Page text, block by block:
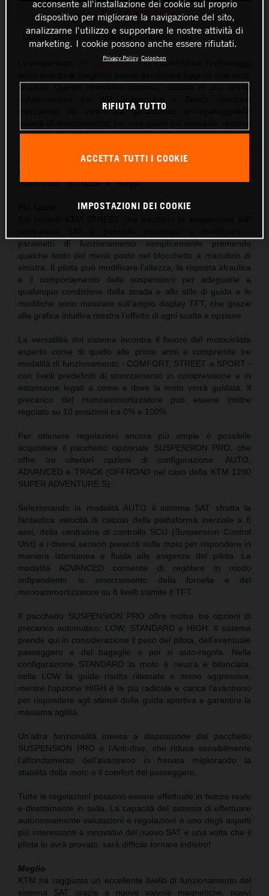
Press Release SAT
Questo comunicato stampa contiene: 7 Immagini
WP semi-attive SAT(Semi Active Technology)
meccanica ed elettronica garantendo un’impareggiabile
e personalizzabile.
Per sviluppare le sospensioni WP SAT i tecnici di Mattighofen
motociclisti: “più facile” e “meglio”.
parametri di funzionamento semplicemente premendo
qualche tasto del menù posto nel blocchetto a manubrio di
sinistra. Il pilota può modificare l’altezza, la risposta idraulica
e il comportamento delle sospensioni per adeguarle a
qualunque condizione della strada e allo stile di guida e le
modifiche sono mostrate sull’ampio display TFT, che grazie
alla grafica intuitiva mostra l’effetto di ogni scelta e opzione.
La versatilità del sistema incontra il favore del motociclista
esperto come di quello alle prime armi e comprende tre
modalità di funzionamento - COMFORT, STREET e SPORT -
con livelli predefiniti di smorzamento in compressione e in
estensione legati a come e dove la moto verrà guidata. Il
precarico del monoammortizzatore può essere inoltre
regolato su 10 posizioni tra 0% e 100%.
Per ottenere regolazioni ancora più ampie è possibile
acquistare il pacchetto opzionale SUSPENSION PRO, che
offre tre ulteriori opzioni di configurazione: AUTO,
ADVANCED e TRACK (OFFROAD nel caso della KTM 1290
SUPER ADVENTURE S).
Selezionando la modalità AUTO il sistema SAT sfrutta la
fantastica velocità di calcolo della piattaforma inerziale a 6
assi, della centralina di controllo SCU (Suspension Control
Unit) e i diversi sensori presenti sulla moto per rispondere in
maniera istantanea e fluida alle esigenze del pilota. La
modalità ADVANCED consente di regolare in modo
indipendente lo smorzamento della forcella e del
monoammortizzatore su 8 livelli tramite il TFT.
Il pacchetto SUSPENSION PRO offre inoltre tre opzioni di
precarico automatico: LOW, STANDARD e HIGH. Il sistema
prende qui in considerazione il peso del pilota, dell’eventuale
passeggero e del bagaglio e poi si auto-regola. Nella
configurazione STANDARD la moto è neutra e bilanciata,
nella LOW la guida risulta rilassata e meno aggressiva,
mentre l’opzione HIGH è la più radicale e carica l’avantreno
per rispondere agli stimoli della guida sportiva e garantire la
massima agilità.
Un’altra funzionalità messa a disposizione dal pacchetto
SUSPENSION PRO è l’Anti-dive, che riduce sensibilmente
l’affondamento dell’avantreno in frenata migliorando la
stabilità della moto e il comfort del passeggero.
Tutte le regolazioni possono essere effettuate in tempo reale
e direttamente in sella. La capacità del sistema di effettuare
autonomamente valutazioni e regolazioni è uno degli aspetti
più interessanti e innovativi del nuovo SAT e una volta che il
pilota lo avrà provato, sarà difficile tornare indietro!
Meglio
KTM ha raggiunto un eccellente livello di funzionamento del
sistema SAT grazie a nuove valvole magnetiche, nuovi
acconsente all'installazione dei cookie sul proprio
dispositivo per migliorare la navigazione del sito,
analizzarne l'utilizzo e supportare le nostre attività di
marketing. I cookie possono anche essere rifiutati.
Privacy Policy Colophon
RIFIUTA TUTTO
ACCETTA TUTTI I COOKIE
IMPOSTAZIONI DEI COOKIE